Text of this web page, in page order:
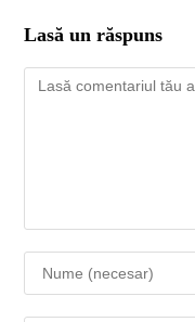
Lasă un răspuns